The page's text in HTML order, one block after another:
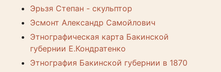
Эрьзя Степан - скульптор
Эсмонт Александр Самойлович
Этнографическая карта Бакинской
губернии Е.Кондратенко
Этнография Бакинской губернии в 1870